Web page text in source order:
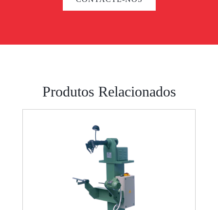
Produtos Relacionados